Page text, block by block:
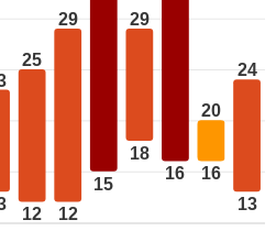
25
12
29
12
15
29
18
16
20
16
24
13